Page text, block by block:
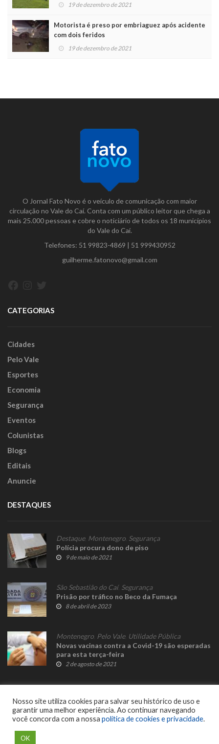
19 de dezembro de 2021
Motorista é preso por embriaguez após acidente
com dois feridos
19 de dezembro de 2021
O Jornal Fato Novo é o veículo de comunicação com maior
circulação no Vale do Caí. Conta com um público leitor que chega a
mais 25.000 pessoas e cobre o noticiário de todos os 18 municípios
do Vale do Caí.
Telefones: 51 99823-4869 | 51 999430952
guilherme.fatonovo@gmail.com
CATEGORIAS
Cidades
Pelo Vale
Esportes
Economia
Segurança
Eventos
Colunistas
Blogs
Editais
Anuncie
DESTAQUES
Destaque, Montenegro Segurança
Polícia procura dono de piso
9 de maio de 2021
São Sebastião do Caí, Segurança
Prisão por tráfico no Beco da Fumaça
8 de abril de 2023
Montenegro Pelo Vale, Utilidade Pública
Novas vacinas contra a Covid-19 são esperadas
para esta terça-feira
2 de agosto de 2021
Nosso site utiliza cookies para salvar seu histórico de uso e
garantir uma melhor experiência. Ao continuar navegando
você concorda com a nossa política de cookies e privacidade.
OK